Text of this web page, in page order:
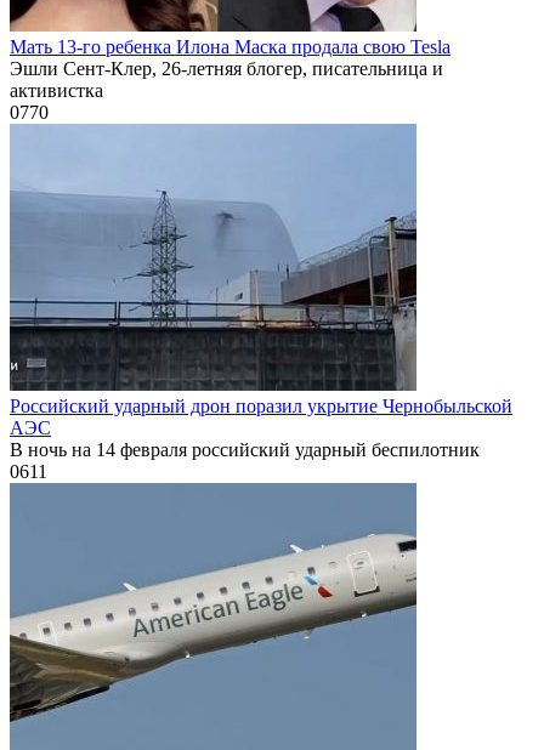
Мать 13-го ребенка Илона Маска продала свою Tesla
Эшли Сент-Клер, 26-летняя блогер, писательница и
активистка
0770
Российский ударный дрон поразил укрытие Чернобыльской
АЭС
В ночь на 14 февраля российский ударный беспилотник
0611